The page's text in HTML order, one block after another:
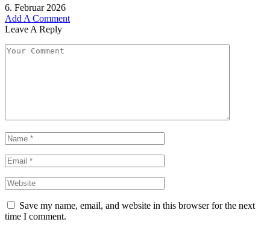
6. Februar 2026
Add A Comment
Leave A Reply
Save my name, email, and website in this browser for the next
time I comment.